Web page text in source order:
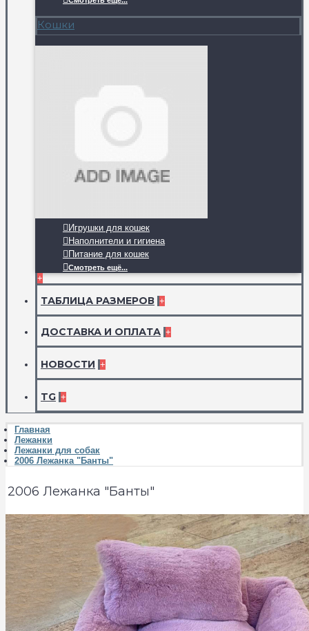
Кошки
Игрушки для кошек
Наполнители и гигиена
Питание для кошек
Смотреть ещё...
+
ТАБЛИЦА РАЗМЕРОВ +
ДОСТАВКА И ОПЛАТА +
НОВОСТИ +
TG +
Главная
Лежанки
Лежанки для собак
2006 Лежанка "Банты"
2006 Лежанка "Банты"